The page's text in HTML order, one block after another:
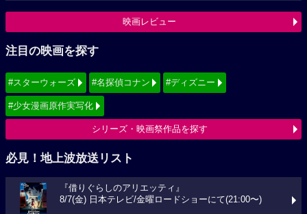
映画レビュー
注目の映画を探す
#スターウォーズ #名探偵コナン #ディズニー
#少女漫画原作実写化
シリーズ・映画祭作品を探す
必見！地上波放送リスト
『借りぐらしのアリエッティ』
8/7(金) 日本テレビ/金曜ロードショーにて(21:00〜)